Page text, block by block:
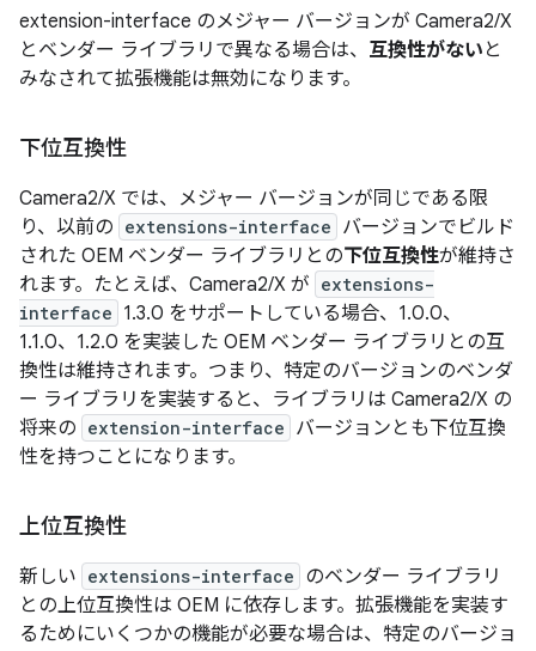
extension-interface のメジャー バージョンが Camera2/X
とベンダー ライブラリで異なる場合は、 互換性がない と
みなされて拡張機能は無効になります。
下位互換性
Camera2/X では、メジャー バージョンが同じである限
り、以前の extensions-interface バージョンでビルド
された OEM ベンダー ライブラリとの下位互換性が維持さ
れます。たとえば、Camera2/X が extensions-
interface 1.3.0 をサポートしている場合、1.0.0、
1.1.0、1.2.0 を実装した OEM ベンダー ライブラリとの互
換性は維持されます。つまり、特定のバージョンのベンダ
ー ライブラリを実装すると、ライブラリは Camera2/X の
将来の extension-interface バージョンとも下位互換
性を持つことになります。
上位互換性
新しい extensions-interface のベンダー ライブラリ
との上位互換性は OEM に依存します。拡張機能を実装す
るためにいくつかの機能が必要な場合は、特定のバージョ